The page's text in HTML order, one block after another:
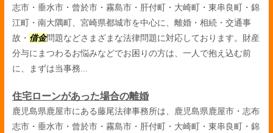
志市・垂水市・曾於市・霧島市・肝付町・大崎町・東串良町・錦
江町・南大隅町、宮崎県都城市を中心に、離婚・相続・交通事
故・ 借金問題などさまざまな法律問題に対応しております。財産
分与にまつわるお悩みなどでお困りの方は、一人で抱え込む前
に、まずは当事務...
住宅ローンがあった場合の離婚
鹿児島県鹿屋市にある藤尾法律事務所は、鹿児島県鹿屋市・志布
志市・垂水市・曾於市・霧島市・肝付町・大崎町・東串良町・錦